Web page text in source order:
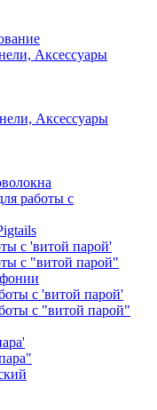
Аксессуары
Аксессуары
работы с
с 'витой парой'
с "витой парой"
с 'витой парой'
с "витой парой"